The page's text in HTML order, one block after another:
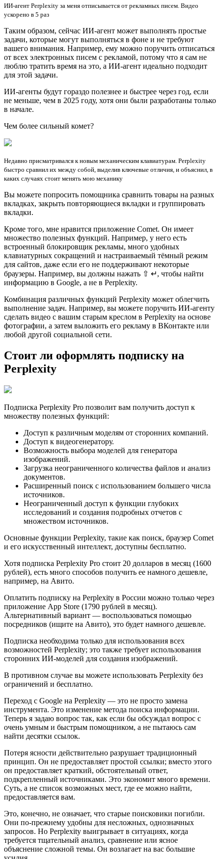
ИИ-агент Perplexity за меня отписывается от рекламных писем. Видео
ускорено в 5 раз
Таким образом, сейчас ИИ-агент может выполнять простые
задачи, которые могут выполняться в фоне и не требуют
вашего внимания. Например, ему можно поручить отписаться
от всех электронных писем с рекламой, потому что я сам не
люблю тратить время на это, а ИИ-агент идеально подходит
для этой задачи.
ИИ-агенты будут гораздо полезнее и быстрее через год, если
не меньше, чем в 2025 году, хотя они были разработаны только
в начале.
Чем более сильный комет?
Недавно присматривался к новым механическим клавиатурам. Perplexity
быстро сравнил их между собой, выделив ключевые отличия, и объяснил, в
каких случаях стоит менять мою механику
Вы можете попросить помощника сравнить товары на разных
вкладках, закрыть повторяющиеся вкладки и группировать
вкладки.
Кроме того, мне нравится приложение Comet. Он имеет
множество полезных функций. Например, у него есть
встроенный блокировщик рекламы, много удобных
клавиатурных сокращений и настраиваемый тёмный режим
для сайтов, даже если его не поддерживают некоторые
браузеры. Например, вы должны нажать ⇧ ↵, чтобы найти
информацию в Google, а не в Perplexity.
Комбинация различных функций Perplexity может облегчить
выполнение задач. Например, вы можете поручить ИИ-агенту
сделать видео с вашим старым креслом в Perplexity на основе
фотографии, а затем выложить его рекламу в ВКонтакте или
любой другой социальной сети.
Стоит ли оформлять подписку на
Perplexity
Подписка Perplexity Pro позволит вам получить доступ к
множеству полезных функций:
Доступ к различным моделям от сторонних компаний.
Доступ к видеогенератору.
Возможность выбора моделей для генератора
изображений.
Загрузка неограниченного количества файлов и анализ
документов.
Расширенный поиск с использованием большего числа
источников.
Неограниченный доступ к функции глубоких
исследований и создания подробных отчетов с
множеством источников.
Основные функции Perplexity, такие как поиск, браузер Comet
и его искусственный интеллект, доступны бесплатно.
Хотя подписка Perplexity Pro стоит 20 долларов в месяц (1600
рублей), есть много способов получить ее намного дешевле,
например, на Авито.
Оплатить подписку на Perplexity в России можно только через
приложение App Store (1790 рублей в месяц).
Альтернативный вариант — воспользоваться помощью
посредников (ищите на Авито), это будет намного дешевле.
Подписка необходима только для использования всех
возможностей Perplexity; это также требует использования
сторонних ИИ-моделей для создания изображений.
В противном случае вы можете использовать Perplexity без
ограничений и бесплатно.
Переход с Google на Perplexity — это не просто замена
инструмента. Это изменение метода поиска информации.
Теперь я задаю вопрос так, как если бы обсуждал вопрос с
очень умным и быстрым помощником, а не пытаюсь сам
найти десятки ссылок.
Потеря ясности действительно разрушает традиционный
принцип. Он не предоставляет простой ссылки; вместо этого
он предоставляет краткий, обстоятельный ответ,
подкрепленный источниками. Это экономит много времени.
Суть, а не список возможных мест, где ее можно найти,
предоставляется вам.
Это, конечно, не означает, что старые поисковики погибли.
Они по-прежнему удобны для несложных, однозначных
запросов. Но Perplexity выигрывает в ситуациях, когда
требуется тщательный анализ, сравнение или ясное
объяснение сложной темы. Он возлагает на вас большие